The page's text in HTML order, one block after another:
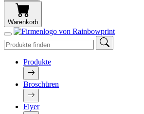
Warenkorb
Produkte
Broschüren
Flyer